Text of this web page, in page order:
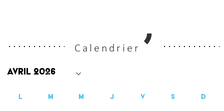
Calendrier
L M M J V S D